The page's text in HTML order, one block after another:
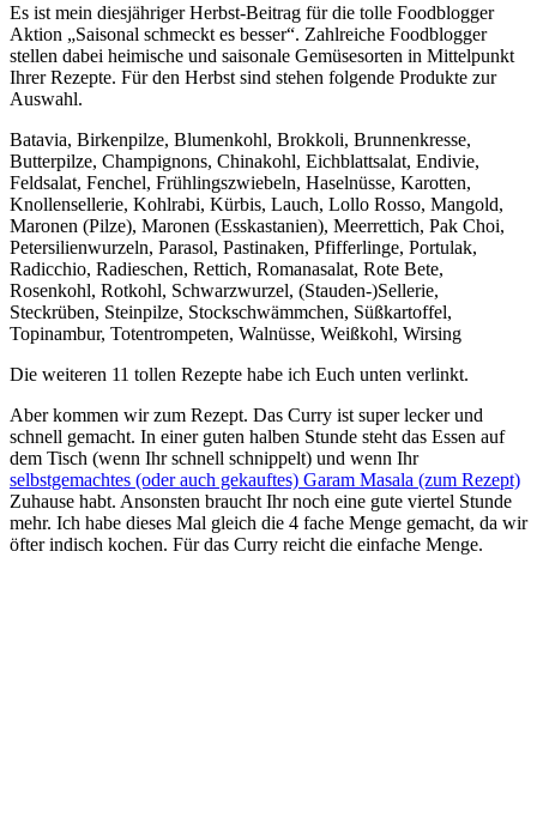
Es ist mein diesjähriger Herbst-Beitrag für die tolle Foodblogger
Aktion „Saisonal schmeckt es besser“. Zahlreiche Foodblogger
stellen dabei heimische und saisonale Gemüsesorten in Mittelpunkt
Ihrer Rezepte. Für den Herbst sind stehen folgende Produkte zur
Auswahl.
Batavia, Birkenpilze, Blumenkohl, Brokkoli, Brunnenkresse,
Butterpilze, Champignons, Chinakohl, Eichblattsalat, Endivie,
Feldsalat, Fenchel, Frühlingszwiebeln, Haselnüsse, Karotten,
Knollensellerie, Kohlrabi, Kürbis, Lauch, Lollo Rosso, Mangold,
Maronen (Pilze), Maronen (Esskastanien), Meerrettich, Pak Choi,
Petersilienwurzeln, Parasol, Pastinaken, Pfifferlinge, Portulak,
Radicchio, Radieschen, Rettich, Romanasalat, Rote Bete,
Rosenkohl, Rotkohl, Schwarzwurzel, (Stauden-)Sellerie,
Steckrüben, Steinpilze, Stockschwämmchen, Süßkartoffel,
Topinambur, Totentrompeten, Walnüsse, Weißkohl, Wirsing
Die weiteren 11 tollen Rezepte habe ich Euch unten verlinkt.
Aber kommen wir zum Rezept. Das Curry ist super lecker und
schnell gemacht. In einer guten halben Stunde steht das Essen auf
dem Tisch (wenn Ihr schnell schnippelt) und wenn Ihr
selbstgemachtes (oder auch gekauftes) Garam Masala (zum Rezept)
Zuhause habt. Ansonsten braucht Ihr noch eine gute viertel Stunde
mehr. Ich habe dieses Mal gleich die 4 fache Menge gemacht, da wir
öfter indisch kochen. Für das Curry reicht die einfache Menge.